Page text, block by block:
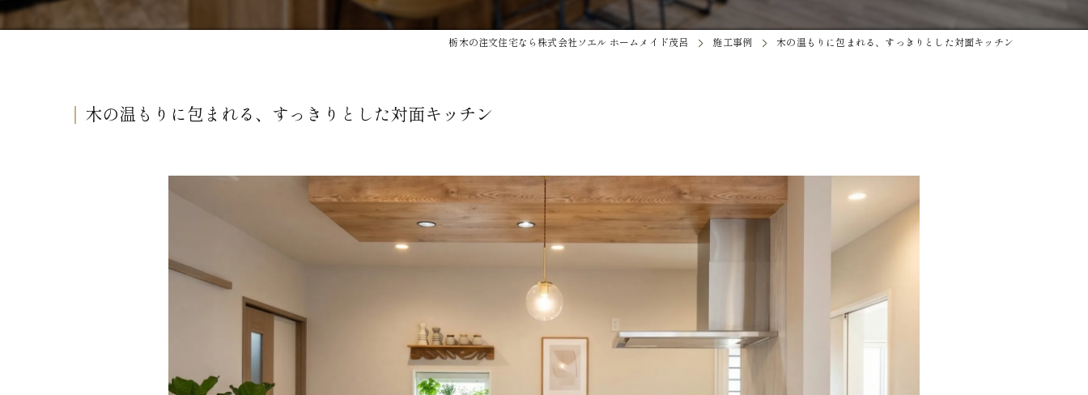
栃木の注文住宅なら株式会社ソエル ホームメイド茂呂 施工事例 木の温もりに包まれる、すっきりとした対面キッチン
木の温もりに包まれる、すっきりとした対面キッチン